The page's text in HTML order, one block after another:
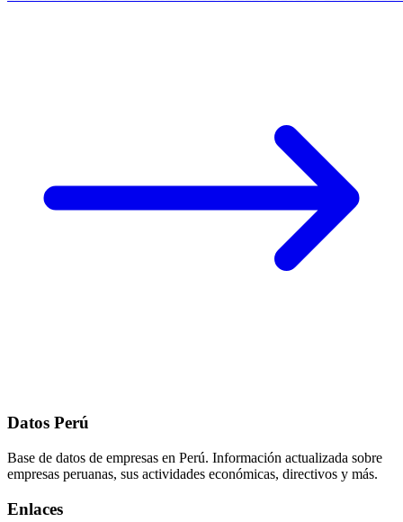
Datos Perú
Base de datos de empresas en Perú. Información actualizada sobre
empresas peruanas, sus actividades económicas, directivos y más.
Enlaces